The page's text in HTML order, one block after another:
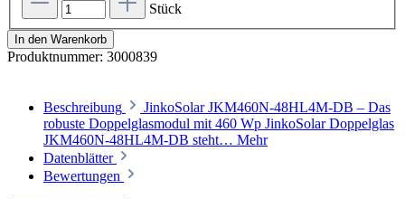
Stück
In den Warenkorb
Produktnummer: 3000839
Beschreibung
JinkoSolar JKM460N-48HL4M-DB – Das
robuste Doppelglasmodul mit 460 Wp JinkoSolar Doppelglas
JKM460N-48HL4M-DB steht… Mehr
Datenblätter
Bewertungen